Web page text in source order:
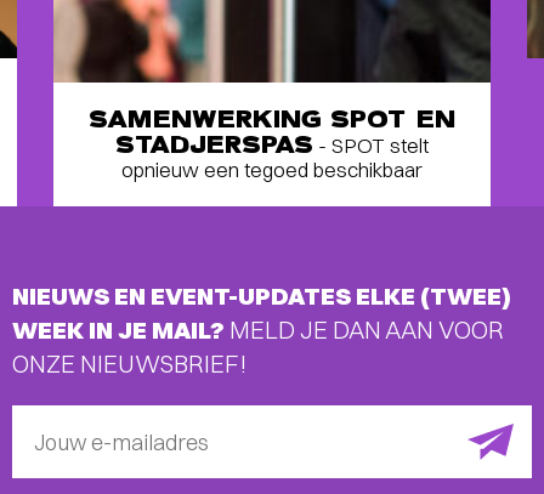
SAMENWERKING SPOT EN
STADJERSPAS - SPOT stelt
opnieuw een tegoed beschikbaar
NIEUWS EN EVENT-UPDATES ELKE (TWEE)
WEEK IN JE MAIL? MELD JE DAN AAN VOOR
ONZE NIEUWSBRIEF!
Jouw e-mailadres